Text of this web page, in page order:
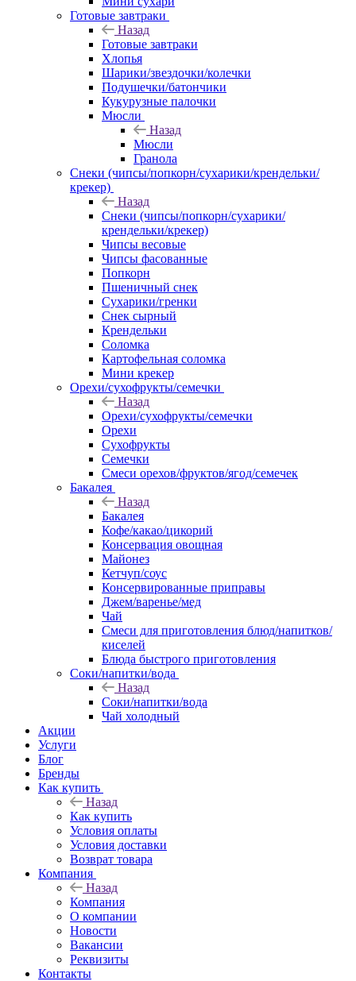
Готовые завтраки
Назад
Готовые завтраки
Хлопья
Шарики/звездочки/колечки
Подушечки/батончики
Кукурузные палочки
Мюсли
Назад
Мюсли
Гранола
Снеки (чипсы/попкорн/сухарики/крендельки/
крекер)
Назад
Снеки (чипсы/попкорн/сухарики/
крендельки/крекер)
Чипсы весовые
Чипсы фасованные
Попкорн
Пшеничный снек
Сухарики/гренки
Снек сырный
Крендельки
Соломка
Картофельная соломка
Мини крекер
Орехи/сухофрукты/семечки
Назад
Орехи/сухофрукты/семечки
Орехи
Сухофрукты
Семечки
Смеси орехов/фруктов/ягод/семечек
Бакалея
Назад
Бакалея
Кофе/какао/цикорий
Консервация овощная
Майонез
Кетчуп/соус
Консервированные приправы
Джем/варенье/мед
Чай
Смеси для приготовления блюд/напитков/
киселей
Блюда быстрого приготовления
Соки/напитки/вода
Назад
Соки/напитки/вода
Чай холодный
Акции
Услуги
Блог
Бренды
Как купить
Назад
Как купить
Условия оплаты
Условия доставки
Возврат товара
Компания
Назад
Компания
О компании
Новости
Вакансии
Реквизиты
Контакты